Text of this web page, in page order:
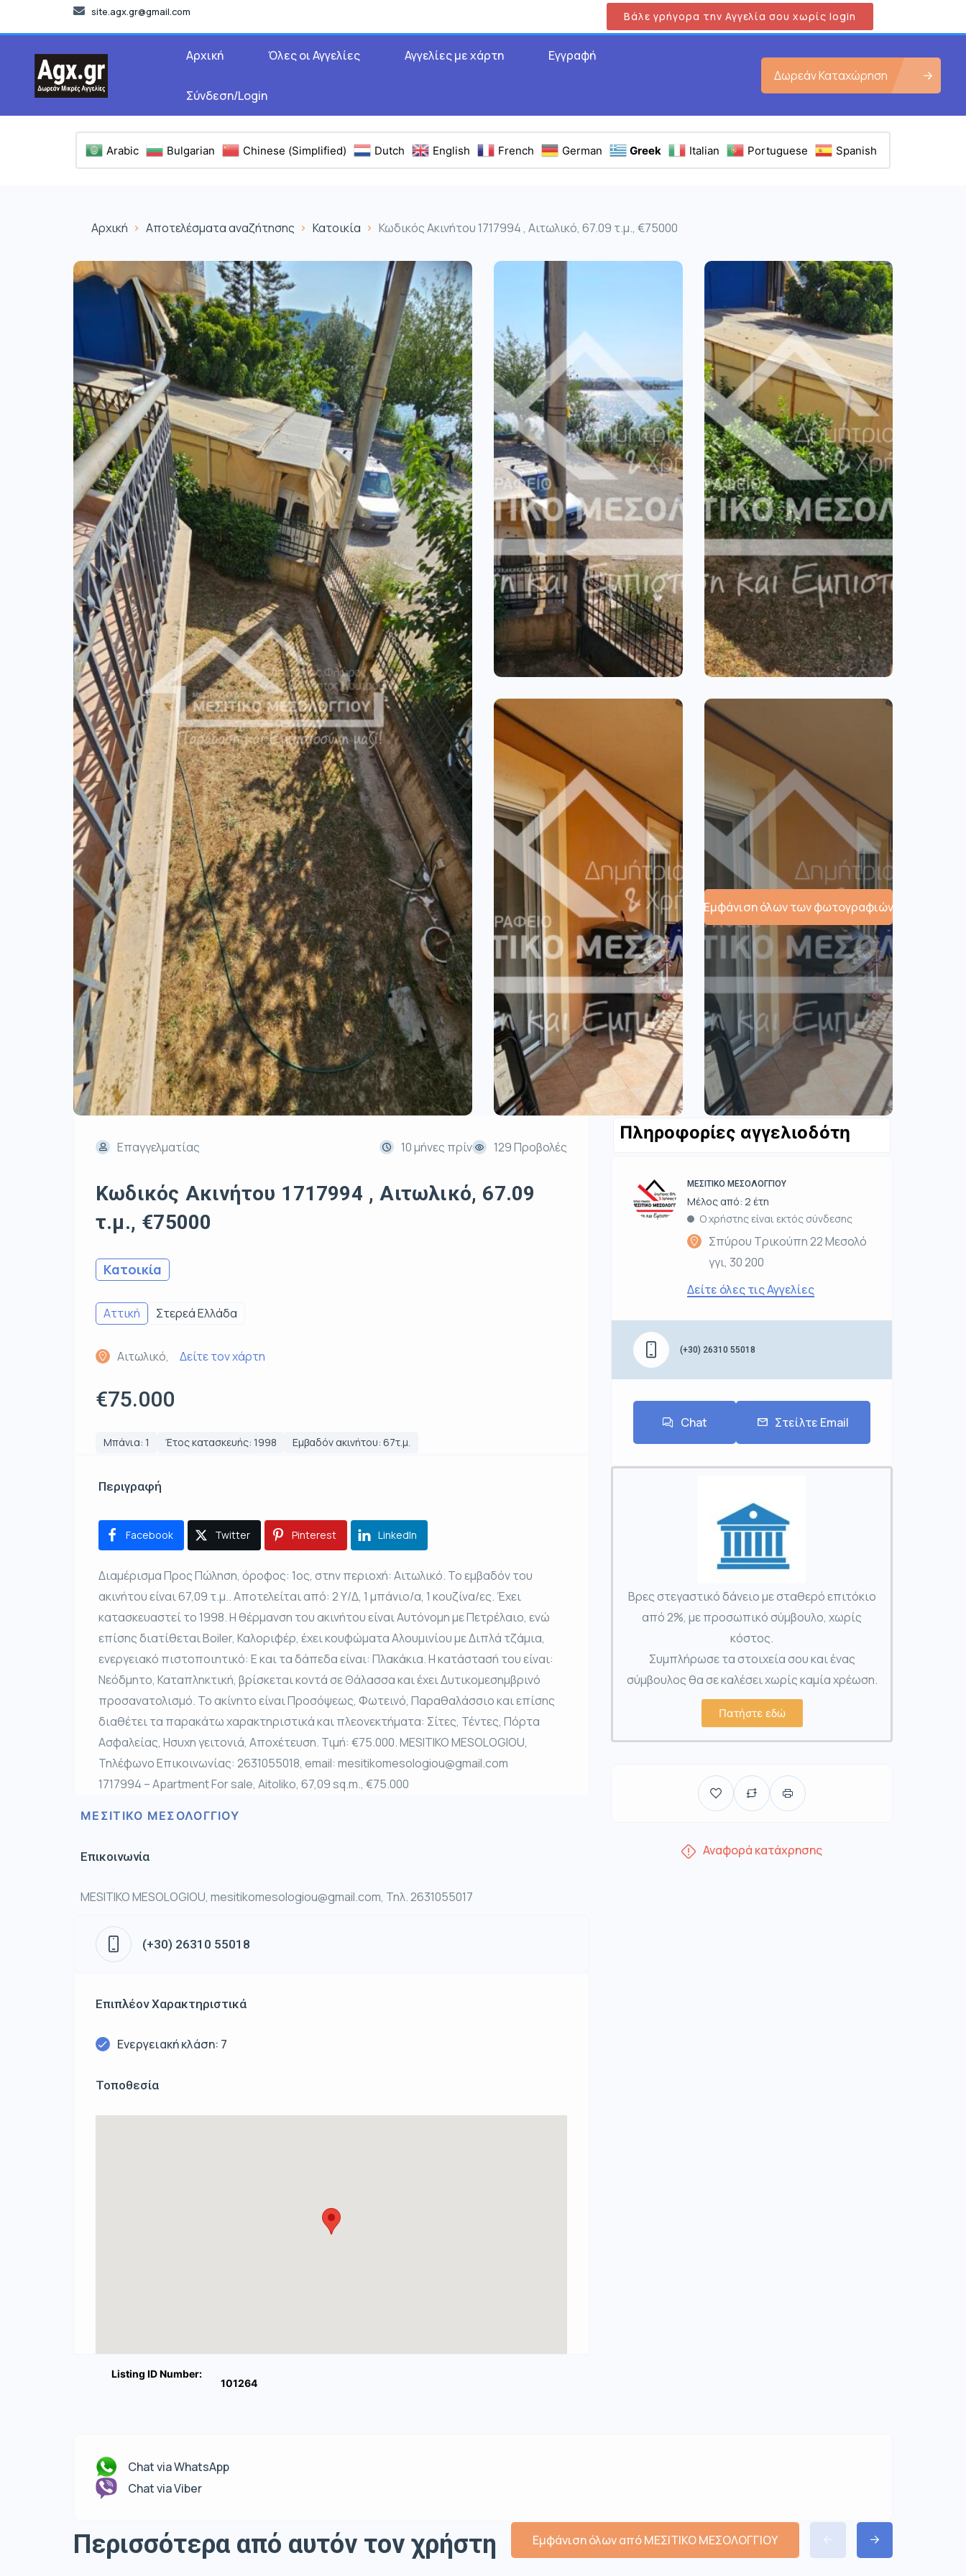
site.agx.gr@gmail.com Βάλε γρήγορα την Αγγελία σου χωρίς login
Αρχική Όλες οι Αγγελίες Αγγελίες με χάρτη Εγγραφή
Σύνδεση/Login
Δωρεάν Καταχώρηση
Arabic Bulgarian Chinese (Simplified) Dutch English French German Greek Italian Portuguese Spanish
Αρχική Αποτελέσματα αναζήτησης Κατοικία Κωδικός Ακινήτου 1717994 , Αιτωλικό, 67.09 τ.μ., €75000
Εμφάνιση όλων των φωτογραφιών
Επαγγελματίας 10 μήνες πρίν 129 Προβολές
Κωδικός Ακινήτου 1717994 , Αιτωλικό, 67.09
τ.μ., €75000
Κατοικία
Αττική Στερεά Ελλάδα
Αιτωλικό, Δείτε τον χάρτη
€75.000
Μπάνια: 1 Έτος κατασκευής: 1998 Εμβαδόν ακινήτου: 67τ.μ.
Περιγραφή
Facebook Twitter Pinterest LinkedIn
Διαμέρισμα Προς Πώληση, όροφος: 1ος, στην περιοχή: Αιτωλικό. Το εμβαδόν του
ακινήτου είναι 67,09 τ.μ.. Αποτελείται από: 2 Υ/Δ, 1 μπάνιο/α, 1 κουζίνα/ες. Έχει
κατασκευαστεί το 1998. Η θέρμανση του ακινήτου είναι Αυτόνομη με Πετρέλαιο, ενώ
επίσης διατίθεται Boiler, Καλοριφέρ, έχει κουφώματα Αλουμινίου με Διπλά τζάμια,
ενεργειακό πιστοποιητικό: Ε και τα δάπεδα είναι: Πλακάκια. Η κατάστασή του είναι:
Νεόδμητο, Καταπληκτική, βρίσκεται κοντά σε Θάλασσα και έχει Δυτικομεσημβρινό
προσανατολισμό. Το ακίνητο είναι Προσόψεως, Φωτεινό, Παραθαλάσσιο και επίσης
διαθέτει τα παρακάτω χαρακτηριστικά και πλεονεκτήματα: Σίτες, Τέντες, Πόρτα
Ασφαλείας, Ησυχη γειτονιά, Αποχέτευση. Τιμή: €75.000. MESITIKO MESOLOGIOU,
Τηλέφωνο Επικοινωνίας: 2631055018, email: mesitikomesologiou@gmail.com
1717994 – Apartment For sale, Aitoliko, 67,09 sq.m., €75.000
ΜΕΣΙΤΙΚΟ ΜΕΣΟΛΟΓΓΙΟΥ
Επικοινωνία
MESITIKO MESOLOGIOU, mesitikomesologiou@gmail.com, Τηλ. 2631055017
(+30) 26310 55018
Επιπλέον Χαρακτηριστικά
Ενεργειακή κλάση: 7
Τοποθεσία
Listing ID Number:
101264
Πληροφορίες αγγελιοδότη
ΜΕΣΙΤΙΚΟ ΜΕΣΟΛΟΓΓΙΟΥ
Μέλος από: 2 έτη
Ο χρήστης είναι εκτός σύνδεσης
Σπύρου Τρικούπη 22 Μεσολό
γγι, 30 200
Δείτε όλες τις Αγγελίες
(+30) 26310 55018
Chat Στείλτε Email
Βρες στεγαστικό δάνειο με σταθερό επιτόκιο
από 2%, με προσωπικό σύμβουλο, χωρίς
κόστος.
Συμπλήρωσε τα στοιχεία σου και ένας
σύμβουλος θα σε καλέσει χωρίς καμία χρέωση.
Πατήστε εδώ
Αναφορά κατάχρησης
Chat via WhatsApp
Chat via Viber
Περισσότερα από αυτόν τον χρήστη Εμφάνιση όλων από ΜΕΣΙΤΙΚΟ ΜΕΣΟΛΟΓΓΙΟΥ